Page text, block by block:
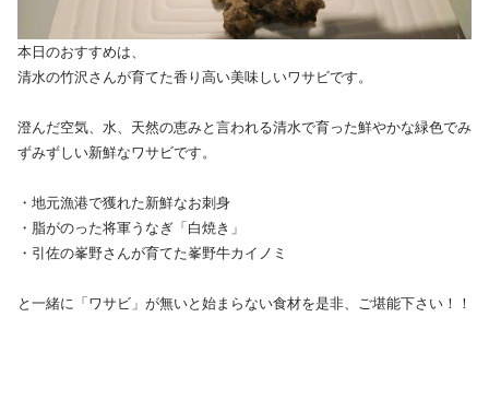
本日のおすすめは、
清水の竹沢さんが育てた香り高い美味しいワサビです。
澄んだ空気、水、天然の恵みと言われる清水で育った鮮やかな緑色でみ
ずみずしい新鮮なワサビです。
・地元漁港で獲れた新鮮なお刺身
・脂がのった将軍うなぎ「白焼き」
・引佐の峯野さんが育てた峯野牛カイノミ
と一緒に「ワサビ」が無いと始まらない食材を是非、ご堪能下さい！！